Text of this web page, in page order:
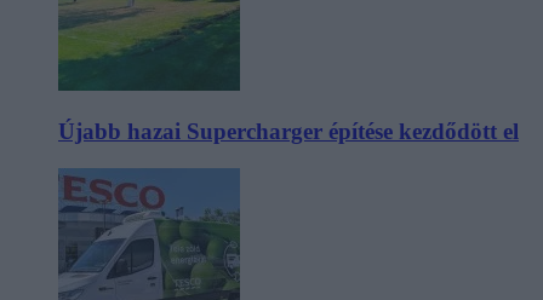
Újabb hazai Supercharger építése kezdődött el